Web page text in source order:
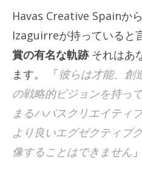
Havas Creative Spainか
Izaguirreが持っていると
賞の有名な軌跡それはあ
ます。 「彼らは才能、創
の戦略的ビジョンを持っ
まるハバスクリエイティ
より良いエグゼクティブ
像することはできません